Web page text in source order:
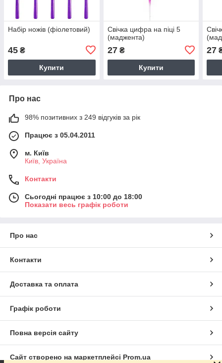
Набір ножів (фіолетовий)
45 ₴
Купити
Свічка цифра на піці 5
(маджента)
27₴
Купити
27
Про нас
98% позитивних з 249 відгуків за рік
Працює з 05.04.2011
м. Київ
Київ, Україна
Контакти
Сьогодні працює з 10:00 до 18:00
Показати весь графік роботи
Про нас
Контакти
Доставка та оплата
Графік роботи
Повна версія сайту
Сайт створено на маркетплейсі Prom.ua